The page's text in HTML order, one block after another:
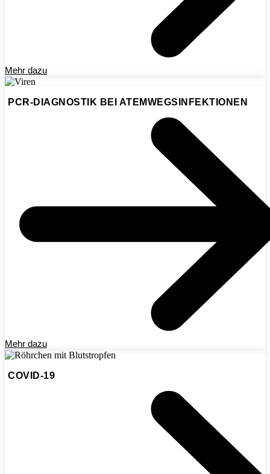
Mehr dazu
PCR-DIAGNOSTIK BEI ATEMWEGSINFEKTIONEN
Mehr dazu
COVID-19